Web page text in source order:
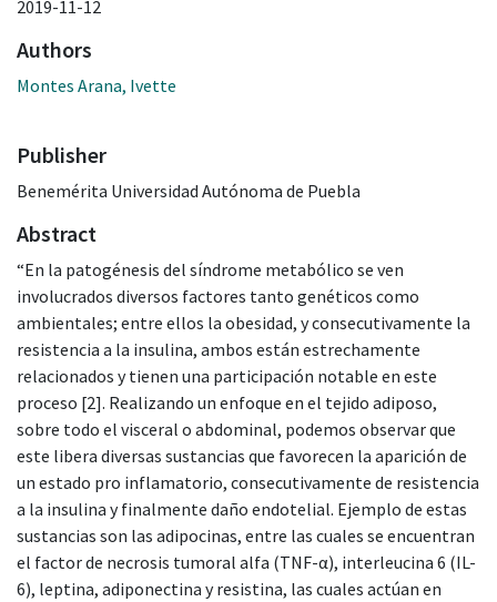
2019-11-12
Authors
Montes Arana, Ivette
Publisher
Benemérita Universidad Autónoma de Puebla
Abstract
“En la patogénesis del síndrome metabólico se ven
involucrados diversos factores tanto genéticos como
ambientales; entre ellos la obesidad, y consecutivamente la
resistencia a la insulina, ambos están estrechamente
relacionados y tienen una participación notable en este
proceso [2]. Realizando un enfoque en el tejido adiposo,
sobre todo el visceral o abdominal, podemos observar que
este libera diversas sustancias que favorecen la aparición de
un estado pro inflamatorio, consecutivamente de resistencia
a la insulina y finalmente daño endotelial. Ejemplo de estas
sustancias son las adipocinas, entre las cuales se encuentran
el factor de necrosis tumoral alfa (TNF-α), interleucina 6 (IL-
6), leptina, adiponectina y resistina, las cuales actúan en